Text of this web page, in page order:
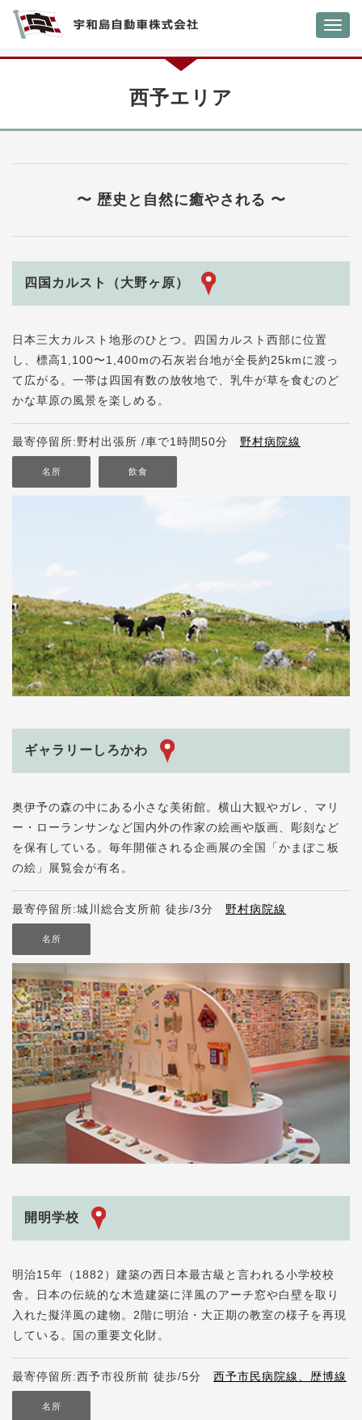
西予エリア
〜 歴史と自然に癒やされる 〜
四国カルスト（大野ヶ原）
日本三大カルスト地形のひとつ。四国カルスト西部に位置
し、標高1,100〜1,400mの石灰岩台地が全長約25kmに渡っ
て広がる。一帯は四国有数の放牧地で、乳牛が草を食むのど
かな草原の風景を楽しめる。
最寄停留所:野村出張所 /車で1時間50分 野村病院線
名所 飲食
ギャラリーしろかわ
奥伊予の森の中にある小さな美術館。横山大観やガレ、マリ
ー・ローランサンなど国内外の作家の絵画や版画、彫刻など
を保有している。毎年開催される企画展の全国「かまぼこ板
の絵」展覧会が有名。
最寄停留所:城川総合支所前 徒歩/3分 野村病院線
名所
開明学校
明治15年（1882）建築の西日本最古級と言われる小学校校
舎。日本の伝統的な木造建築に洋風のアーチ窓や白壁を取り
入れた擬洋風の建物。2階に明治・大正期の教室の様子を再現
している。国の重要文化財。
最寄停留所:西予市役所前 徒歩/5分 西予市民病院線、歴博線
名所